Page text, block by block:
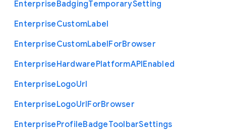
EnterpriseBadgingTemporarySetting
EnterpriseCustomLabel
EnterpriseCustomLabelForBrowser
EnterpriseHardwarePlatformAPIEnabled
EnterpriseLogoUrl
EnterpriseLogoUrlForBrowser
EnterpriseProfileBadgeToolbarSettings